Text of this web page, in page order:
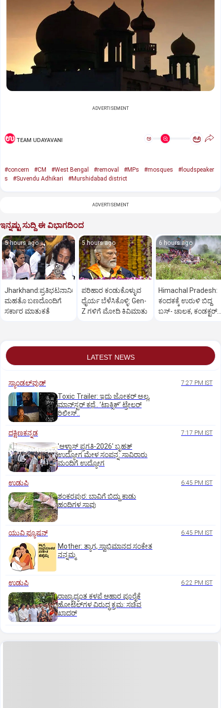
ADVERTISEMENT
TEAM UDAYAVANI ಅ ಅ
#concern #CM #West Bengal #removal #MPs #mosques
#loudspeaker
s
#Suvendu Adhikari #Murshidabad district
ADVERTISEMENT
ಇನ್ನಷ್ಟು ಸುದ್ದಿ ಈ ವಿಭಾಗದಿಂದ
5 hours ago
Jharkhand:ಪ್ರತಿಭಟನಾನಿರತ
ಮಹತೊ ಬಣದೊಂದಿಗೆ
ಸರ್ಕಾರ ಮಾತುಕತೆ
5 hours ago
ಪರಿಹಾರ ಕಂಡುಕೊಳ್ಳುವ
ಧೈರ್ಯ ಬೆಳೆಸಿಕೊಳ್ಳಿ: Gen-
Z ಗಳಿಗೆ ಮೋದಿ ಕಿವಿಮಾತು
6 hours ago
Himachal Pradesh:
ಕಂದಕಕ್ಕೆ ಉರುಳಿ ಬಿದ್ದ
ಬಸ್-‌ ಚಾಲಕ, ಕಂಡಕ್ಟರ್‌
LATEST NEWS
ಸ್ಯಾಂಡಲ್‌ವುಡ್‌ 7:27 PM IST
Toxic Trailer: ಇದು ಜೋಕರ್‌ ಅಲ್ಲ,
ಮಾನ್‌ಸ್ಟರ್‌ ಕಥೆ.. ʼಟಾಕ್ಸಿಕ್‌ʼ ಟ್ರೇಲರ್‌
ರಿಲೀಸ್..
ದಕ್ಷಿಣಕನ್ನಡ 7:17 PM IST
'ಆಳ್ವಾಸ್‌ ಪ್ರಗತಿ-2026' ಬೃಹತ್
ಉದ್ಯೋಗ ಮೇಳ ಸಂಪನ್ನ: ಸಾವಿರಾರು
ಮಂದಿಗೆ ಉದ್ಯೋಗ
ಉಡುಪಿ 6:45 PM IST
ಶಂಕರಪುರ: ಬಾವಿಗೆ ಬಿದ್ದು ಕಾಡು
ಹಂದಿಗಳ ಸಾವು
ಯುವಿ ಫ್ಯೂಷನ್ 6:45 PM IST
Mother: ತ್ಯಾಗ, ಸ್ವಾಭಿಮಾನದ ಸಂಕೇತ
ನನ್ನಮ್ಮ
ಉಡುಪಿ 6:22 PM IST
ರಾಜ್ಯಾದ್ಯಂತ ಕಳಪೆ ಆಹಾರ ಪೂರೈಕೆ
ಹೋಟೆಲ್‌ಗಳ ವಿರುದ್ಧ ಕ್ರಮ: ಸಚಿವ
ಖಾದರ್